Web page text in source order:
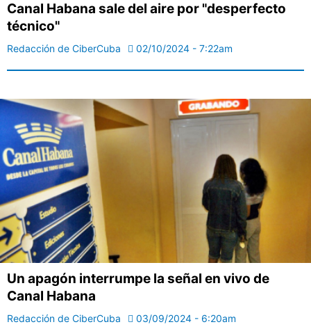
Canal Habana sale del aire por "desperfecto
técnico"
Redacción de CiberCuba 02/10/2024 - 7:22am
Un apagón interrumpe la señal en vivo de
Canal Habana
Redacción de CiberCuba 03/09/2024 - 6:20am